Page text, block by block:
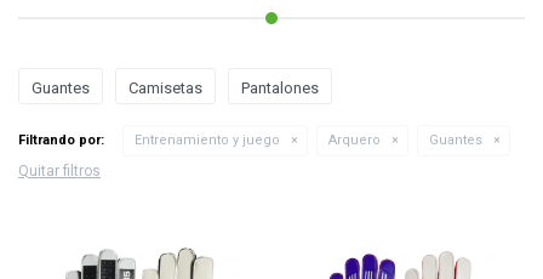
Guantes Camisetas Pantalones
Filtrando por: Entrenamiento y juego Arquero Guantes
Quitar filtros